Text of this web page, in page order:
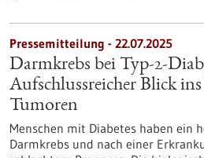
Pressemitteilung - 22.07.2025
Darmkrebs bei Typ-2-
Aufschlussreicher Blick
Tumoren
Menschen mit Diabetes haben ein
Darmkrebs und nach einer